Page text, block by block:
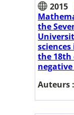
2015
the
the 18th
negative
Auteurs :